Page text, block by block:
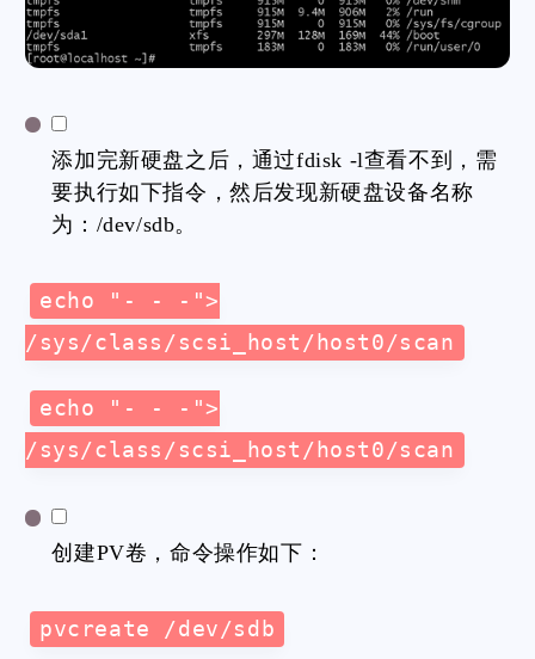
添加完新硬盘之后，通过fdisk -l查看不到，需
要执行如下指令，然后发现新硬盘设备名称
为：/dev/sdb。
echo "- - -">
/sys/class/scsi_host/host0/scan
echo "- - -">
/sys/class/scsi_host/host0/scan
创建PV卷，命令操作如下：
pvcreate /dev/sdb